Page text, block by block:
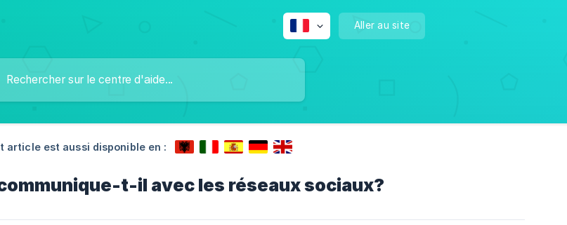
Aller au site
article est aussi disponible en :
t-il avec les réseaux sociaux?